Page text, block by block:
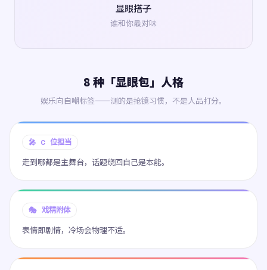
显眼搭子
谁和你最对味
8 种「显眼包」人格
娱乐向自嘲标签——测的是抢镜习惯，不是人品打分。
🎤 C 位担当
走到哪都是主舞台，话题绕回自己是本能。
🎭 戏精附体
表情即剧情，冷场会物理不适。